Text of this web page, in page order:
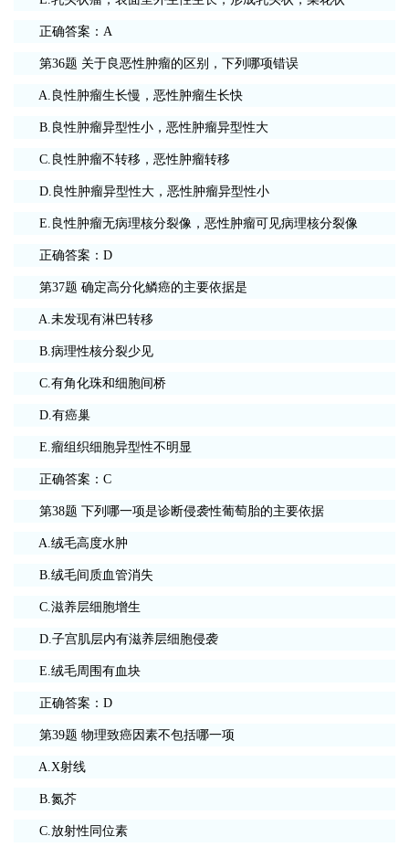
正确答案：A
第36题 关于良恶性肿瘤的区别，下列哪项错误
A.良性肿瘤生长慢，恶性肿瘤生长快
B.良性肿瘤异型性小，恶性肿瘤异型性大
C.良性肿瘤不转移，恶性肿瘤转移
D.良性肿瘤异型性大，恶性肿瘤异型性小
E.良性肿瘤无病理核分裂像，恶性肿瘤可见病理核分裂像
正确答案：D
第37题 确定高分化鳞癌的主要依据是
A.未发现有淋巴转移
B.病理性核分裂少见
C.有角化珠和细胞间桥
D.有癌巢
E.瘤组织细胞异型性不明显
正确答案：C
第38题 下列哪一项是诊断侵袭性葡萄胎的主要依据
A.绒毛高度水肿
B.绒毛间质血管消失
C.滋养层细胞增生
D.子宫肌层内有滋养层细胞侵袭
E.绒毛周围有血块
正确答案：D
第39题 物理致癌因素不包括哪一项
A.X射线
B.氮芥
C.放射性同位素